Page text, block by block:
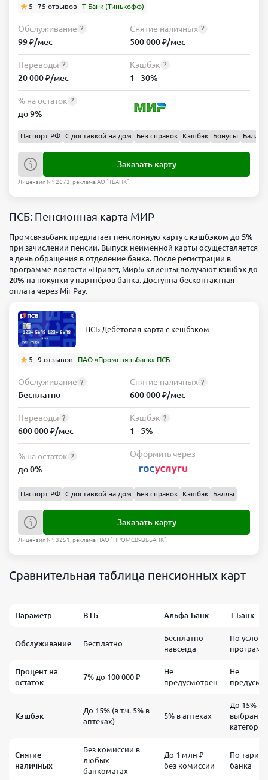
5 75 отзывов Т-Банк (Тинькофф)
Обслуживание ?
99 ₽/мес
Снятие наличных ?
500 000 ₽/мес
Переводы ?
20 000 ₽/мес
Кэшбэк ?
1 - 30%
% на остаток ?
до 9%
Паспорт РФ С доставкой на дом Без справок Кэшбэк Бонусы Баллы
Заказать карту
Лицензия №: 2673, реклама АО "ТБАНК".
ПСБ: Пенсионная карта МИР
Промсвязьбанк предлагает пенсионную карту с кэшбэком до 5%
при зачислении пенсии. Выпуск неименной карты осуществляется
в день обращения в отделение банка. После регистрации в
программе лоягости «Привет, Мир!» клиенты получают кэшбэк до
20% на покупки у партнёров банка. Доступна бесконтактная
оплата через Mir Pay.
ПСБ Дебетовая карта с кешбэком
5 9 отзывов ПАО «Промсвязьбанк» ПСБ
Обслуживание ?
Бесплатно
Снятие наличных ?
600 000 ₽/мес
Переводы ?
600 000 ₽/мес
Кэшбэк ?
1 - 5%
% на остаток ?
до 0%
Оформить через
Паспорт РФ С доставкой на дом Без справок Кэшбэк Баллы
Заказать карту
Лицензия №: 3251, реклама ПАО "ПРОМСВЯЗЬБАНК".
Сравнительная таблица пенсионных карт
Параметр ВТБ Альфа-Банк Т-Банк
Обслуживание Бесплатно
Бесплатно
навсегда
По
Процент на
остаток
7% до 100 000 ₽
Не
предусмотрен
Не
Кэшбэк
До 15% (в т.ч. 5% в
аптеках)
5% в аптеках
До 15% в
Снятие
наличных
Без комиссии в
любых
банкоматах
До 1 млн ₽
без комиссии
По
банка